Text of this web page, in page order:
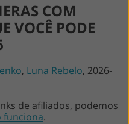
COM
VOCÊ PODE
, Luna Rebelo, 2026-
de afiliados, podemos
funciona.